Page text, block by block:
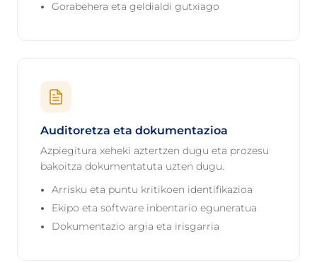
Gorabehera eta geldialdi gutxiago
Auditoretza eta dokumentazioa
Azpiegitura xeheki aztertzen dugu eta prozesu
bakoitza dokumentatuta uzten dugu.
Arrisku eta puntu kritikoen identifikazioa
Ekipo eta software inbentario eguneratua
Dokumentazio argia eta irisgarria